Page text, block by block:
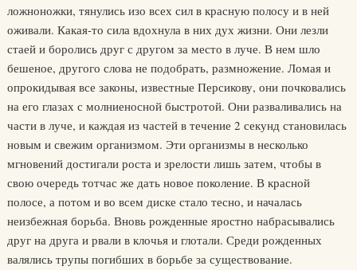
ложноножки, тянулись изо всех сил в красную полосу и в ней
оживали. Какая-то сила вдохнула в них дух жизни. Они лезли
стаей и боролись друг с другом за место в луче. В нем шло
бешеное, другого слова не подобрать, размножение. Ломая и
опрокидывая все законы, известные Персикову, они почковались
на его глазах с молниеносной быстротой. Они разваливались на
части в луче, и каждая из частей в течение 2 секунд становилась
новым и свежим организмом. Эти организмы в несколько
мгновений достигали роста и зрелости лишь затем, чтобы в
свою очередь тотчас же дать новое поколение. В красной
полосе, а потом и во всем диске стало тесно, и началась
неизбежная борьба. Вновь рожденные яростно набрасывались
друг на друга и рвали в клочья и глотали. Среди рожденных
валялись трупы погибших в борьбе за существование.